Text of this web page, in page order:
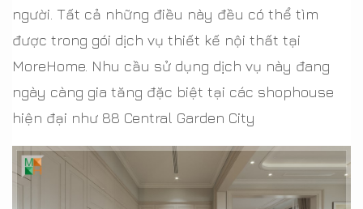
người. Tất cả những điều này đều có thể tìm
được trong gói dịch vụ thiết kế nội thất tại
MoreHome. Nhu cầu sử dụng dịch vụ này đang
ngày càng gia tăng đặc biệt tại các shophouse
hiện đại như 88 Central Garden City